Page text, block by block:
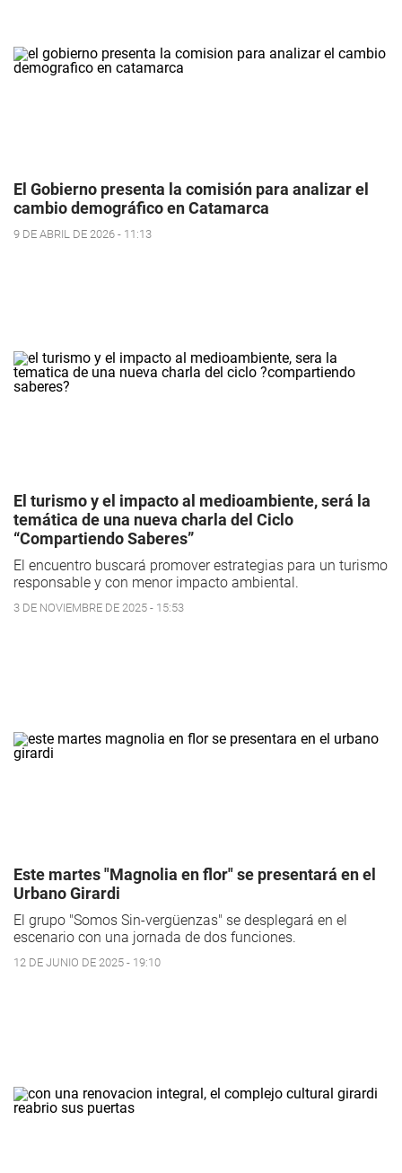
El Gobierno presenta la comisión para analizar el
cambio demográfico en Catamarca
9 DE ABRIL DE 2026 - 11:13
El turismo y el impacto al medioambiente, será la
temática de una nueva charla del Ciclo
“Compartiendo Saberes”
El encuentro buscará promover estrategias para un turismo
responsable y con menor impacto ambiental.
3 DE NOVIEMBRE DE 2025 - 15:53
Este martes "Magnolia en flor" se presentará en el
Urbano Girardi
El grupo "Somos Sin-vergüenzas" se desplegará en el
escenario con una jornada de dos funciones.
12 DE JUNIO DE 2025 - 19:10